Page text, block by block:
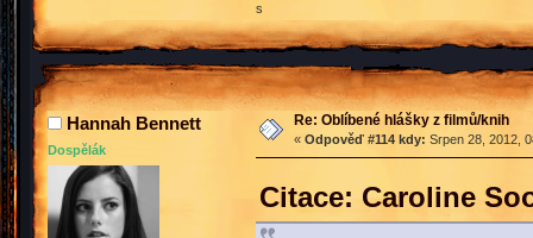
s
Hannah Bennett
Dospělák
Re: Oblíbené hlášky z filmů/knih
« Odpověď #114 kdy: Srpen 28, 2012,
Citace: Caroline